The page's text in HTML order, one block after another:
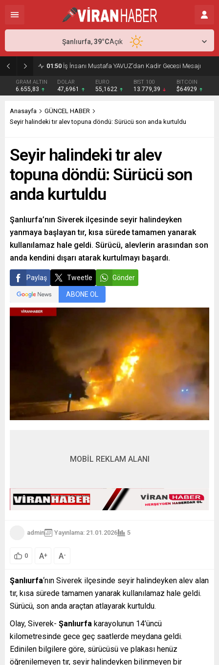
01:50 İş İnsanı Mustafa YAVUZ’dan Kadir Gecesi Mesajı
GRAM ALTIN
6.655,83
DOLAR
47,6961
EURO
55,1622
BIST 100
13.779,39
BITCOIN
$64929
Şanlıurfa,39°CAçık
Anasayfa
GÜNCEL HABER
Seyir halindeki tır alev topuna döndü: Sürücü son anda kurtuldu
Seyir halindeki tır alev
topuna döndü: Sürücü son
anda kurtuldu
Şanlıurfa’nın Siverek ilçesinde seyir halindeyken
yanmaya başlayan tır, kısa sürede tamamen yanarak
kullanılamaz hale geldi. Sürücü, alevlerin arasından son
anda kendini dışarı atarak kurtulmayı başardı.
Paylaş Tweetle Gönder
ABONE OL
MOBİL REKLAM ALANI
admin Yayınlama: 21.01.2026 5
0 A+ A-
Şanlıurfa‘nın Siverek ilçesinde seyir halindeyken alev alan
tır, kısa sürede tamamen yanarak kullanılamaz hale geldi.
Sürücü, son anda araçtan atlayarak kurtuldu.
Olay, Siverek- Şanlıurfa karayolunun 14’üncü
kilometresinde gece geç saatlerde meydana geldi.
Edinilen bilgilere göre, sürücüsü ve plakası henüz
öğrenilemeyen tır, seyir halindeyken bilinmeyen bir